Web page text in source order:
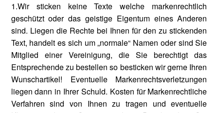
1.Wir sticken keine Texte welche markenrechtlich
geschützt oder das geistige Eigentum eines Anderen
sind. Liegen die Rechte bei Ihnen für den zu stickenden
Text, handelt es sich um „normale“ Namen oder sind Sie
Mitglied einer Vereinigung, die Sie berechtigt das
Entsprechende zu bestellen so besticken wir gerne Ihren
Wunschartikel! Eventuelle Markenrechtsverletzungen
liegen dann in Ihrer Schuld. Kosten für Markenrechtliche
Verfahren sind von Ihnen zu tragen und eventuelle